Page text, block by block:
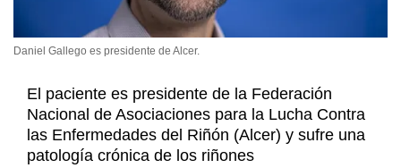
Daniel Gallego es presidente de Alcer.
El paciente es presidente de la Federación
Nacional de Asociaciones para la Lucha Contra
las Enfermedades del Riñón (Alcer) y sufre una
patología crónica de los riñones